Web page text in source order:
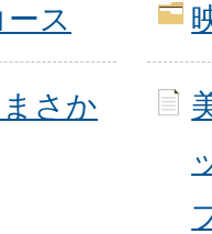
ス
さか